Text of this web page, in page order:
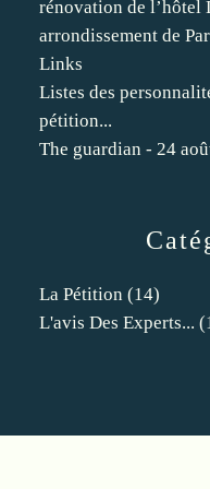
La Pétition (14)
L'avis Des Experts...
rénovation de l’hôtel
arrondissement de
Links
Listes des
pétition...
The guardian - 24